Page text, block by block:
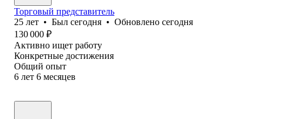
Торговый представитель
25 лет • Был сегодня • Обновлено сегодня
130 000 ₽
Активно ищет работу
Конкретные достижения
Общий опыт
6 лет 6 месяцев